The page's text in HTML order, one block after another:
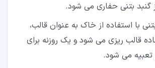
گنبد بتنی حفاری می شود.
با استفاده از خاک به عنوان قالب،
قالب ریزی می شود و یک روزنه برای
می شود.